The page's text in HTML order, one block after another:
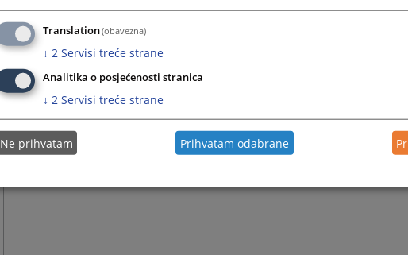
Translation(obavezna)
↓ 2 Servisi treće strane
Analitika o posjećenosti stranica
↓ 2 Servisi treće strane
Ne prihvatam Prihvatam odabrane